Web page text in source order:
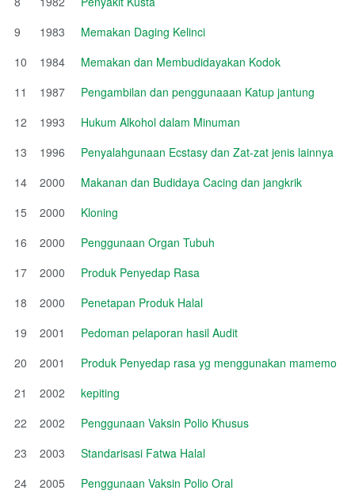
9
1983
Memakan Daging Kelinci
10
1984
Memakan dan Membudidayakan Kodok
11
1987
Pengambilan dan penggunaaan Katup jantung
12
1993
Hukum Alkohol dalam Minuman
13
1996
Penyalahgunaan Ecstasy dan Zat-zat jenis lainnya
14
2000
Makanan dan Budidaya Cacing dan jangkrik
15
2000
Kloning
16
2000
Penggunaan Organ Tubuh
17
2000
Produk Penyedap Rasa
18
2000
Penetapan Produk Halal
19
2001
Pedoman pelaporan hasil Audit
20
2001
Produk Penyedap rasa yg menggunakan mamemo
21
2002
kepiting
22
2002
Penggunaan Vaksin Polio Khusus
23
2003
Standarisasi Fatwa Halal
24
2005
Penggunaan Vaksin Polio Oral